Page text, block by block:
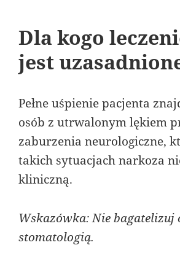
Dla kogo
jest
Pełne uśpienie pacjenta
osób z utrwalonym lękiem
zaburzenia neurologiczne,
takich sytuacjach narkoza
kliniczną.
Wskazówka: Nie
stomatologią.